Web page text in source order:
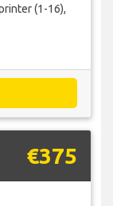
(1-16),
€375